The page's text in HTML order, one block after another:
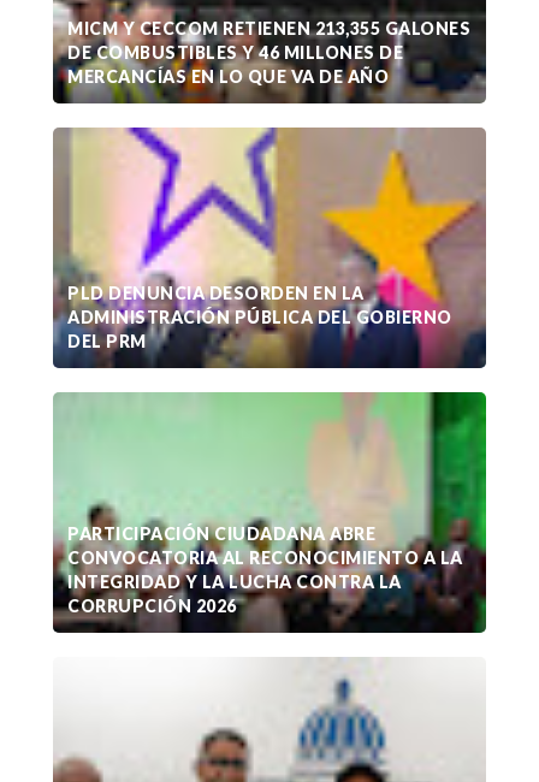
MICM Y CECCOM RETIENEN 213,355 GALONES
DE COMBUSTIBLES Y 46 MILLONES DE
MERCANCÍAS EN LO QUE VA DE AÑO
PLD DENUNCIA DESORDEN EN LA
ADMINISTRACIÓN PÚBLICA DEL GOBIERNO
DEL PRM
PARTICIPACIÓN CIUDADANA ABRE
CONVOCATORIA AL RECONOCIMIENTO A LA
INTEGRIDAD Y LA LUCHA CONTRA LA
CORRUPCIÓN 2026